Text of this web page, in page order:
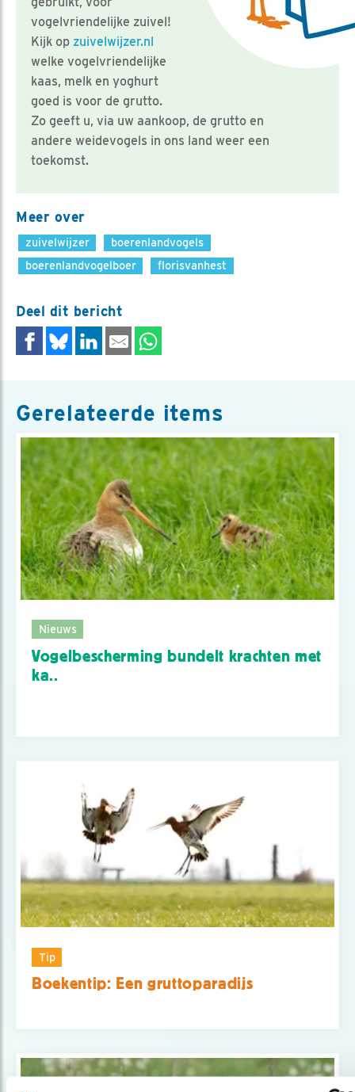
vogelvriendelijke zuivel!
Kijk op zuivelwijzer.nl
welke vogelvriendelijke
kaas, melk en yoghurt
goed is voor de grutto.
Zo geeft u, via uw aankoop, de grutto en
andere weidevogels in ons land weer een
toekomst.
Meer over
zuivelwijzer
boerenlandvogels
boerenlandvogelboer
florisvanhest
Deel dit bericht
Gerelateerde items
Nieuws
Vogelbescherming bundelt krachten met
ka..
Tip
Boekentip: Een gruttoparadijs